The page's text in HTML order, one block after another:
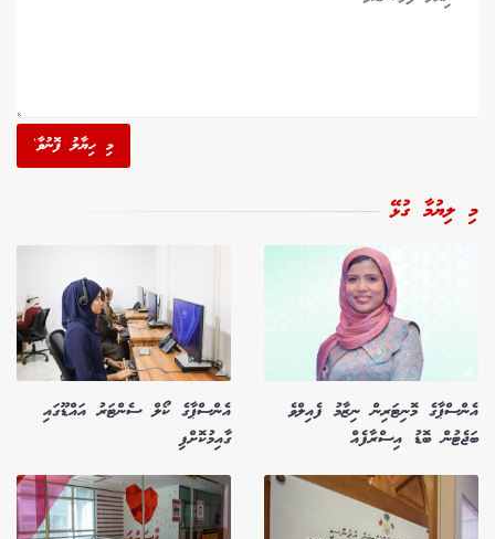
މި ހިޔާލު ފޮނުވާ'
މި ލިޔުމާ ގުޅޭ
އެންސްޕާގެ މޮނިޓަރިން ނިޒާމު ފެއިލްވެ
ބަޖެޓުން ބޮޑު އިސްރާފެއް
އެންސްޕާގެ ކޯލް ސެންޓަރު އައްޑޫގައި
ގާއިމުކޮށްފި